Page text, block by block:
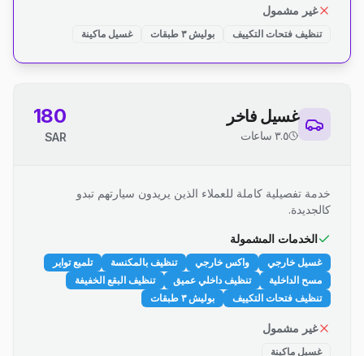
غير مشمول
تنظيف فتحات التكييف بوليش ٣ طبقات غسيل ماكينة
غسيل فاخر
٣.٥ ساعات
180
SAR
خدمة تفصيلية كاملة للعملاء الذين يريدون سيارتهم تبدو
كالجديدة.
الخدمات المشمولة
غسيل خارجي واكس خارجي تنظيف بالمكنسة
تلميع تواير
مسح الداخلية
تنظيف داخلي عميق
تنظيف البقع الخفيفة
تنظيف فتحات التكييف
بوليش ٣ طبقات
غير مشمول
غسيل ماكينة